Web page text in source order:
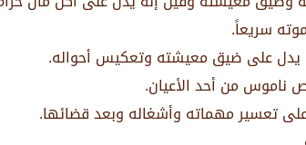
سريعاً.
يدل على ضيق معيشته وتعكيس أحواله.
من أحد الأعيان.
تعسير مهماته وأشغاله وبعد قضائها.